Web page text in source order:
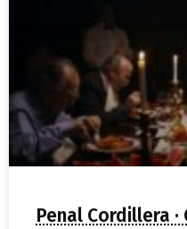
Penal Cordillera